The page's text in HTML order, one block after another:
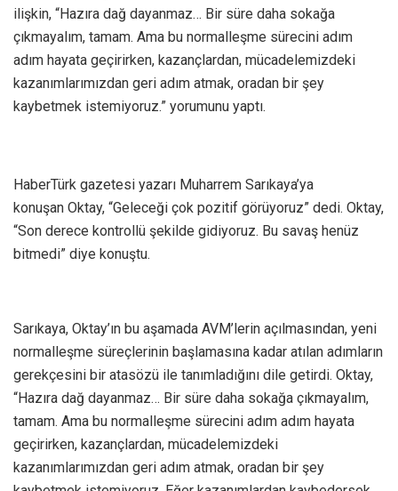
ilişkin, “Hazıra dağ dayanmaz… Bir süre daha sokağa
çıkmayalım, tamam. Ama bu normalleşme sürecini adım
adım hayata geçirirken, kazançlardan, mücadelemizdeki
kazanımlarımızdan geri adım atmak, oradan bir şey
kaybetmek istemiyoruz.” yorumunu yaptı.
HaberTürk gazetesi yazarı Muharrem Sarıkaya’ya
konuşan Oktay, “Geleceği çok pozitif görüyoruz” dedi. Oktay,
“Son derece kontrollü şekilde gidiyoruz. Bu savaş henüz
bitmedi” diye konuştu.
Sarıkaya, Oktay’ın bu aşamada AVM’lerin açılmasından, yeni
normalleşme süreçlerinin başlamasına kadar atılan adımların
gerekçesini bir atasözü ile tanımladığını dile getirdi. Oktay,
“Hazıra dağ dayanmaz… Bir süre daha sokağa çıkmayalım,
tamam. Ama bu normalleşme sürecini adım adım hayata
geçirirken, kazançlardan, mücadelemizdeki
kazanımlarımızdan geri adım atmak, oradan bir şey